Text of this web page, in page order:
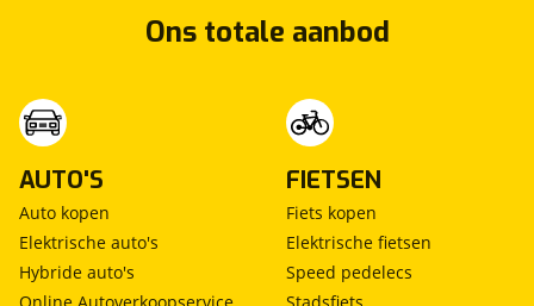
Ons totale aanbod
AUTO'S
Auto kopen
Elektrische auto's
Hybride auto's
FIETSEN
Fiets kopen
Elektrische fietsen
Speed pedelecs